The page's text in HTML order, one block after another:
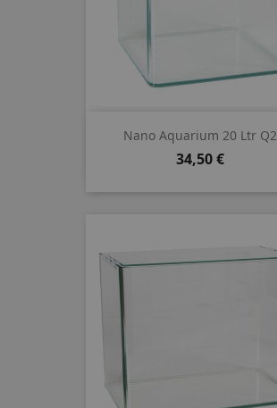
Nano Aquarium 20 Ltr Q2
Preis
34,50 €